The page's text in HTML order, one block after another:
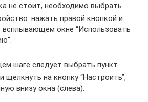
не стоит, необходимо выбрать
нажать правой кнопкой и
всплывающем окне “Использовать
шаге следует выбрать пункт
щелкнуть на кнопку “Настроить”,
внизу окна (слева).